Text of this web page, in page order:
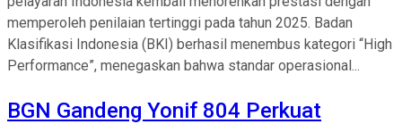
memperoleh penilaian tertinggi pada tahun 2025. Badan
Klasifikasi Indonesia (BKI) berhasil menembus kategori “High
Performance”, menegaskan bahwa standar operasional...
BGN Gandeng Yonif 804 Perkuat